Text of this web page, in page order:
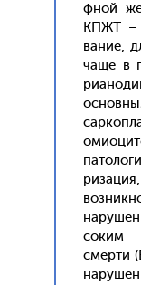
фной
КПЖТ –
вание,
ча­ще в
соким
смер­ти